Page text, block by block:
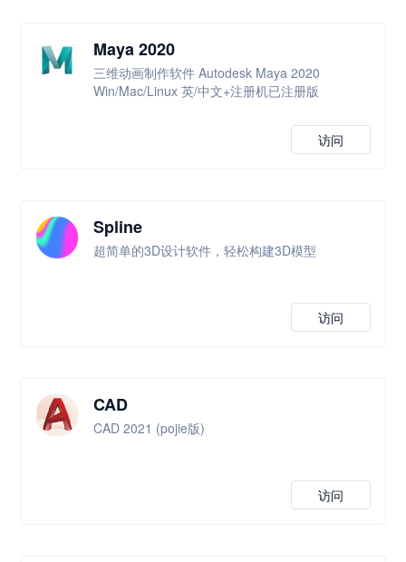
Maya 2020
三维动画制作软件 Autodesk Maya 2020
Win/Mac/Linux 英/中文+注册机已注册版
访问
Spline
超简单的3D设计软件，轻松构建3D模型
访问
CAD
CAD 2021 (pojie版)
访问